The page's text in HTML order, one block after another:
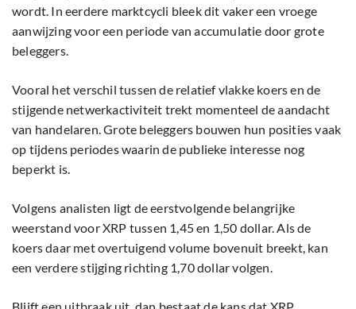
wordt. In eerdere marktcycli bleek dit vaker een vroege
aanwijzing voor een periode van accumulatie door grote
beleggers.
Vooral het verschil tussen de relatief vlakke koers en de
stijgende netwerkactiviteit trekt momenteel de aandacht
van handelaren. Grote beleggers bouwen hun posities vaak
op tijdens periodes waarin de publieke interesse nog
beperkt is.
Volgens analisten ligt de eerstvolgende belangrijke
weerstand voor XRP tussen 1,45 en 1,50 dollar. Als de
koers daar met overtuigend volume bovenuit breekt, kan
een verdere stijging richting 1,70 dollar volgen.